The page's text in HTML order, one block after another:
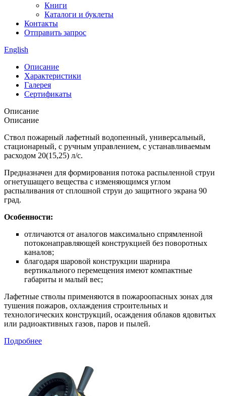
Книги
Каталоги и буклеты
Контакты
Отправить запрос
English
Описание
Характеристики
Галерея
Сертификаты
Описание
Описание
Ствол пожарный лафетный водопенный, универсальный,
стационарный, с ручным управлением, с устанавливаемым
расходом 20(15,25) л/с.
Предназначен для формирования потока распыленной струи
огнетушащего вещества с изменяющимся углом
распыливания от сплошной струи до защитного экрана 90
град.
Особенности:
отличаются от аналогов максимально спрямленной
потоконаправляющей конструкцией без поворотных
каналов;
благодаря шаровой конструкции шарнира
вертикального перемещения имеют компактные
габариты и малый вес;
Лафетные стволы применяются в пожароопасных зонах для
тушения пожаров, охлаждения строительных и
технологических конструкций, осаждения облаков ядовитых
или радиоактивных газов, паров и пылей.
Подробнее